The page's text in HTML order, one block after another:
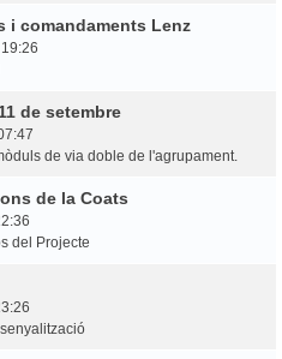
i comandaments Lenz
de setembre
de via doble de l'agrupament.
de la Coats
del Projecte